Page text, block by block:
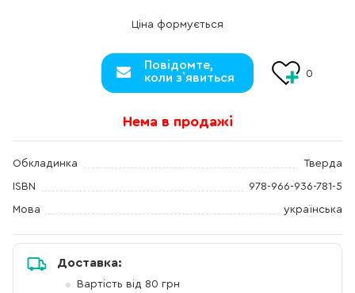
Ціна формується
Повідомте,
коли з`явиться
0
Нема в продажі
Обкладинка Тверда
ISBN 978-966-936-781-5
Мова українська
Доставка:
Вартість від 80 грн